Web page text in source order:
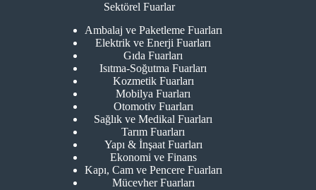
Sektörel Fuarlar
Ambalaj ve Paketleme Fuarları
Elektrik ve Enerji Fuarları
Gıda Fuarları
Isıtma-Soğutma Fuarları
Kozmetik Fuarları
Mobilya Fuarları
Otomotiv Fuarları
Sağlık ve Medikal Fuarları
Tarım Fuarları
Yapı & İnşaat Fuarları
Ekonomi ve Finans
Kapı, Cam ve Pencere Fuarları
Mücevher Fuarları